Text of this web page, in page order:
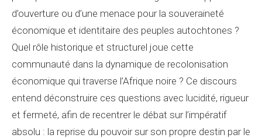
d’ouverture ou d’une menace pour la souveraineté
économique et identitaire des peuples autochtones ?
Quel rôle historique et structurel joue cette
communauté dans la dynamique de recolonisation
économique qui traverse l’Afrique noire ? Ce discours
entend déconstruire ces questions avec lucidité, rigueur
et fermeté, afin de recentrer le débat sur l’impératif
absolu : la reprise du pouvoir sur son propre destin par le